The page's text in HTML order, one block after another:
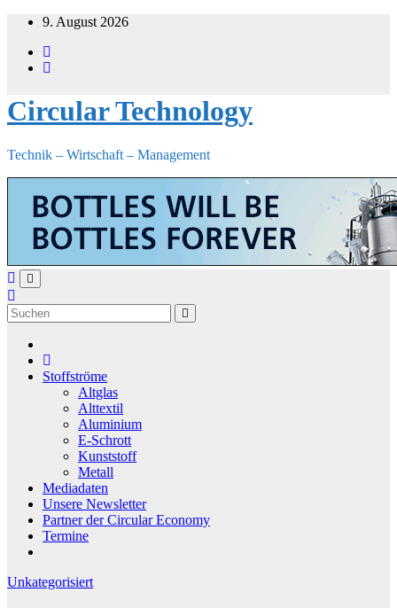
Zum
springen
9. August 2026
Circular Technology
Technik – Wirtschaft – Management
Stoffströme
Altglas
Alttextil
Aluminium
E-Schrott
Kunststoff
Metall
Mediadaten
Unsere Newsletter
Partner der Circular Economy
Termine
Unkategorisiert